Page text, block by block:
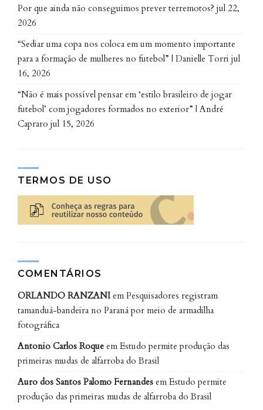
Por que ainda não conseguimos prever terremotos? jul 22,
2026
“Sediar uma copa nos coloca em um momento importante
para a formação de mulheres no futebol” | Danielle Torri jul
16, 2026
“Não é mais possível pensar em ‘estilo brasileiro de jogar
futebol’ com jogadores formados no exterior” | André
Capraro jul 15, 2026
TERMOS DE USO
COMENTÁRIOS
ORLANDO RANZANI em Pesquisadores registram
tamanduá-bandeira no Paraná por meio de armadilha
fotográfica
Antonio Carlos Roque em Estudo permite produção das
primeiras mudas de alfarroba do Brasil
Auro dos Santos Palomo Fernandes em Estudo permite
produção das primeiras mudas de alfarroba do Brasil